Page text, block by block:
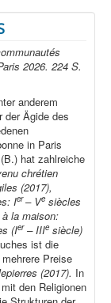
2026. 224 S.
anderem
der Ägide des
in Paris
hat zahlreiche
chrétien
(2017),
Ier– Ve siècles
à la maison:
(Ier– IIIe siècle)
ist die
Preise
(2017). In
den Religionen